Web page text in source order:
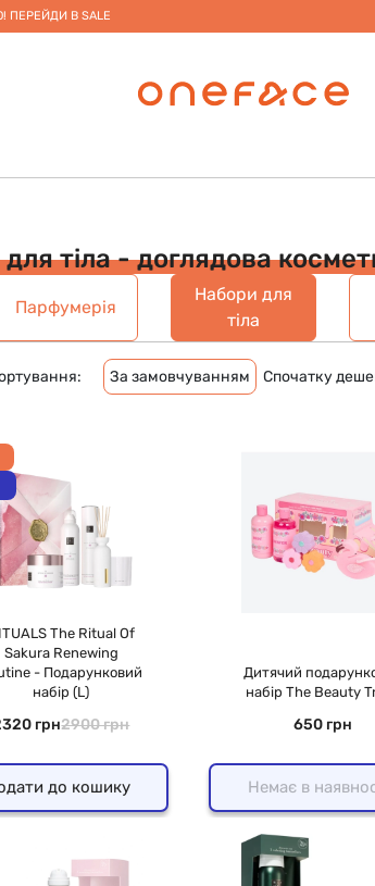
В SALE
тіла - доглядова
Парфумерія
Набори для
тіла
За замовчуванням Спочатку
The Ritual Of
Sakura Renewing
- Подарунковий
набір (L)
грн2900 грн
до кошику
Дитячий
набір The Beauty
650 грн
Немає в